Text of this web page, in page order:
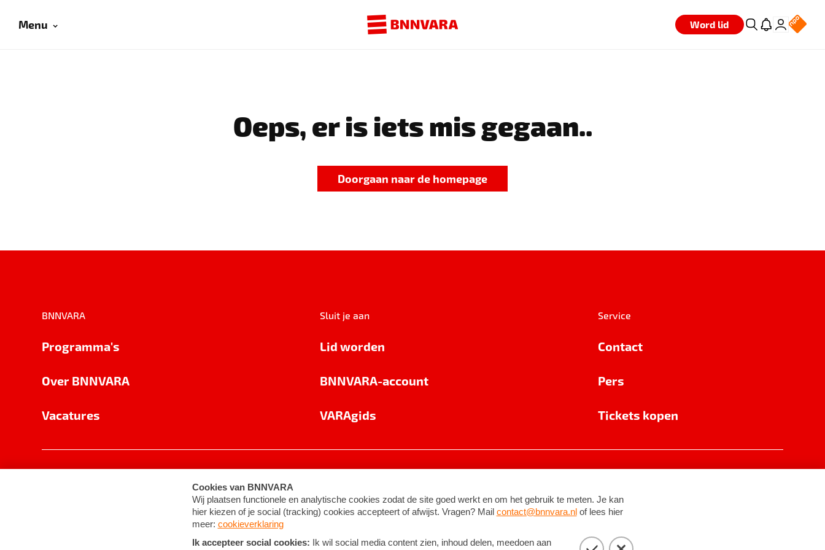
Menu Word lid
Oeps, er is iets mis gegaan..
Doorgaan naar de homepage
BNNVARA
Programma's
Over BNNVARA
Vacatures
Sluit je aan
Lid worden
BNNVARA-account
VARAgids
Service
Contact
Pers
Tickets kopen
Cookie-instellingen Algemene voorwaarden ©2026BNNVARA